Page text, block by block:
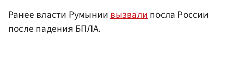
Ранее власти Румыниивызвалипосла России
после падения БПЛА.